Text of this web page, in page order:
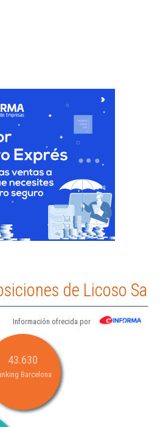
de Licoso Sa
Información ofrecida por
43.630
Barcelona